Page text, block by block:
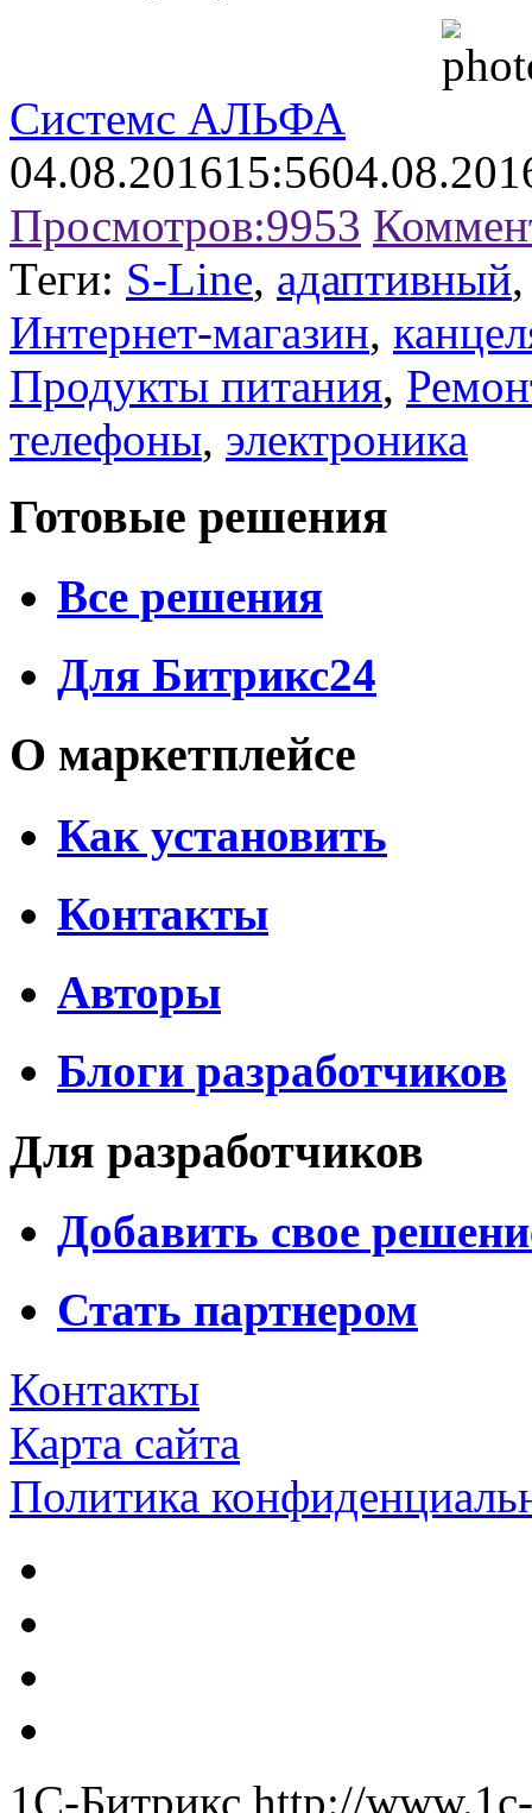
Системс АЛЬФА
04.08.201615:56
Просмотров:9953
Теги: S-Line, адаптивный
Интернет-магазин,
Продукты питания,
телефоны, электроника
Готовые решения
Все решения
Для Битрикс24
О маркетплейсе
Как установить
Контакты
Авторы
Блоги разработчиков
Для разработчиков
Добавить свое
Стать партнером
Контакты
Карта сайта
Политика
1С-Битрикс http://